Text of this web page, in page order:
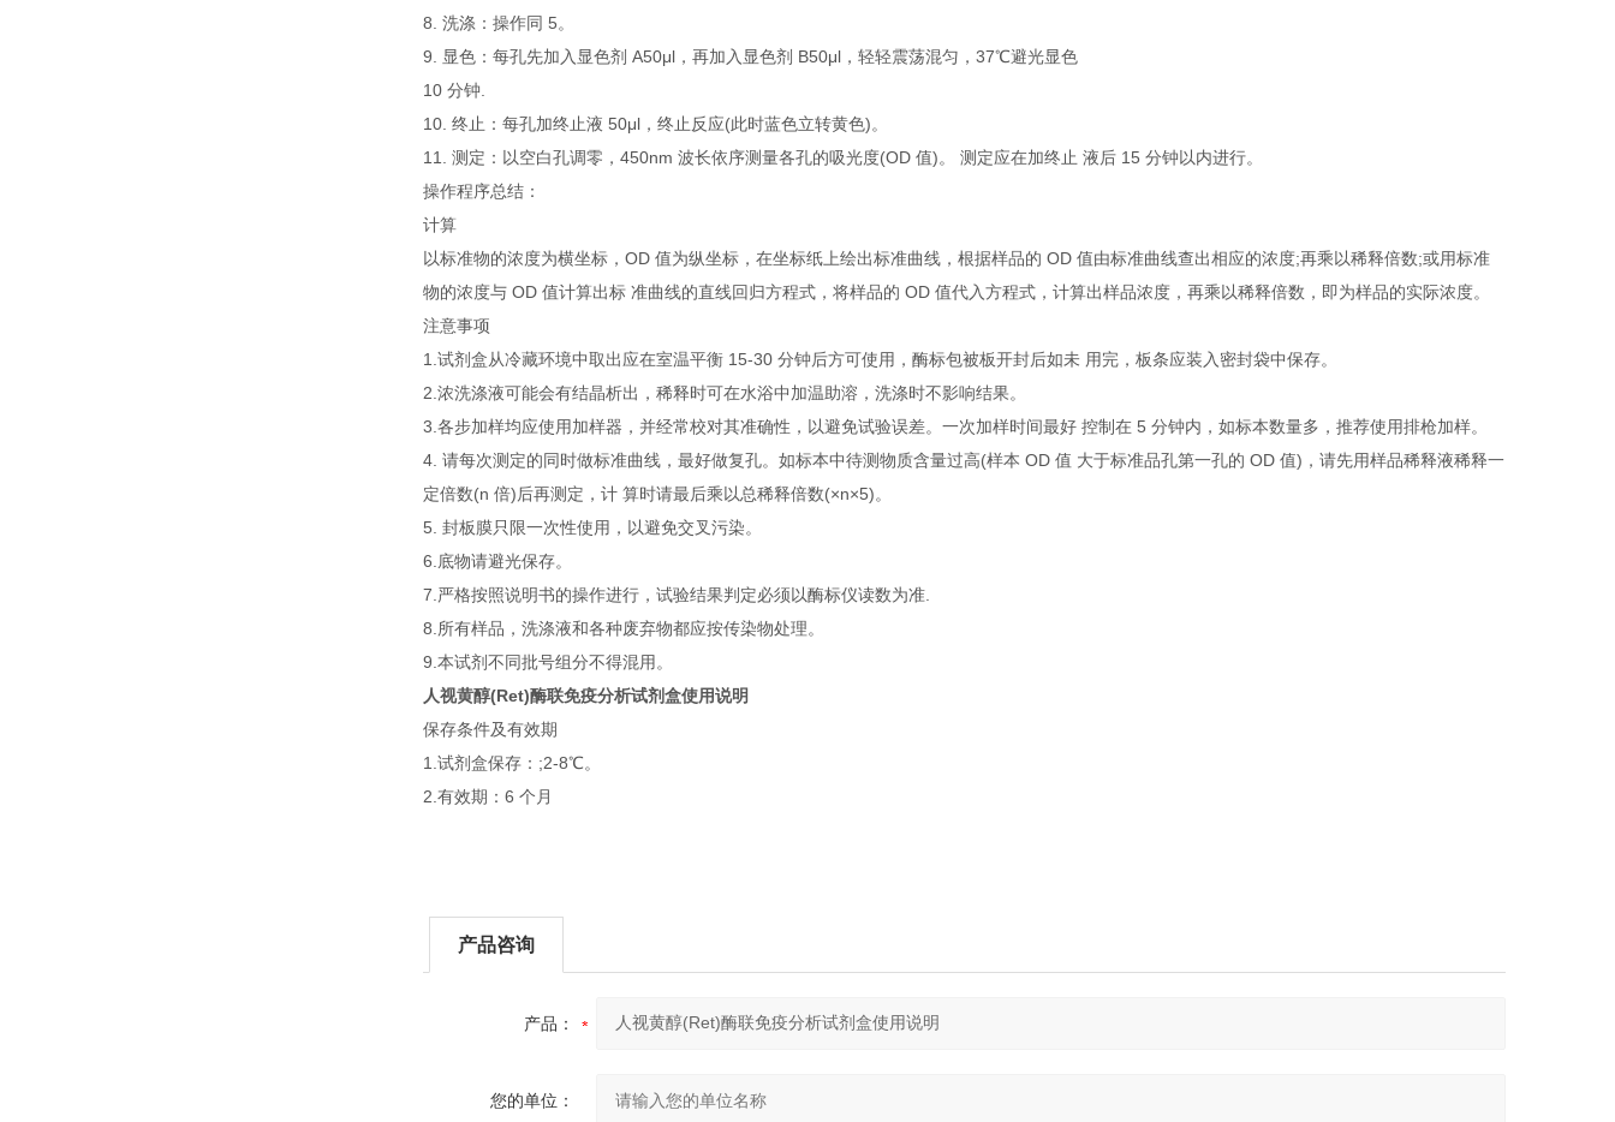
8. 洗涤：操作同 5。
9. 显色：每孔先加入显色剂 A50μl，再加入显色剂 B50μl，轻轻震荡混匀，37℃避光显色
10 分钟.
10. 终止：每孔加终止液 50μl，终止反应(此时蓝色立转黄色)。
11. 测定：以空白孔调零，450nm 波长依序测量各孔的吸光度(OD 值)。 测定应在加终止 液后 15 分钟以内进行。
操作程序总结：
计算
以标准物的浓度为横坐标，OD 值为纵坐标，在坐标纸上绘出标准曲线，根据样品的 OD 值由标准曲线查出相应的浓度;再乘以稀释倍数;或用标准
物的浓度与 OD 值计算出标 准曲线的直线回归方程式，将样品的 OD 值代入方程式，计算出样品浓度，再乘以稀释倍数，即为样品的实际浓度。
注意事项
1.试剂盒从冷藏环境中取出应在室温平衡 15-30 分钟后方可使用，酶标包被板开封后如未 用完，板条应装入密封袋中保存。
2.浓洗涤液可能会有结晶析出，稀释时可在水浴中加温助溶，洗涤时不影响结果。
3.各步加样均应使用加样器，并经常校对其准确性，以避免试验误差。一次加样时间最好 控制在 5 分钟内，如标本数量多，推荐使用排枪加样。
4. 请每次测定的同时做标准曲线，最好做复孔。如标本中待测物质含量过高(样本 OD 值 大于标准品孔第一孔的 OD 值)，请先用样品稀释液稀释一
定倍数(n 倍)后再测定，计 算时请最后乘以总稀释倍数(×n×5)。
5. 封板膜只限一次性使用，以避免交叉污染。
6.底物请避光保存。
7.严格按照说明书的操作进行，试验结果判定必须以酶标仪读数为准.
8.所有样品，洗涤液和各种废弃物都应按传染物处理。
9.本试剂不同批号组分不得混用。
人视黄醇(Ret)酶联免疫分析试剂盒使用说明
保存条件及有效期
1.试剂盒保存：;2-8℃。
2.有效期：6 个月
产品咨询
产品：
您的单位：